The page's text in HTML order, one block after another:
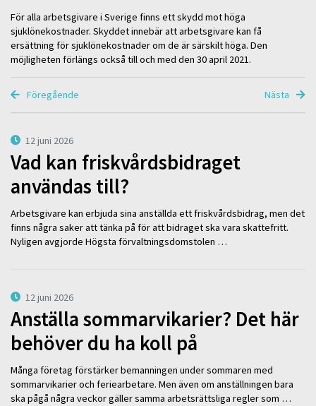
För alla arbetsgivare i Sverige finns ett skydd mot höga
sjuklönekostnader. Skyddet innebär att arbetsgivare kan få
ersättning för sjuklönekostnader om de är särskilt höga. Den
möjligheten förlängs också till och med den 30 april 2021.
Föregående Nästa
12 juni 2026
Vad kan friskvårdsbidraget
användas till?
Arbetsgivare kan erbjuda sina anställda ett friskvårdsbidrag, men det
finns några saker att tänka på för att bidraget ska vara skattefritt.
Nyligen avgjorde Högsta förvaltningsdomstolen …
12 juni 2026
Anställa sommarvikarier? Det här
behöver du ha koll på
Många företag förstärker bemanningen under sommaren med
sommarvikarier och feriearbetare. Men även om anställningen bara
ska pågå några veckor gäller samma arbetsrättsliga regler som …